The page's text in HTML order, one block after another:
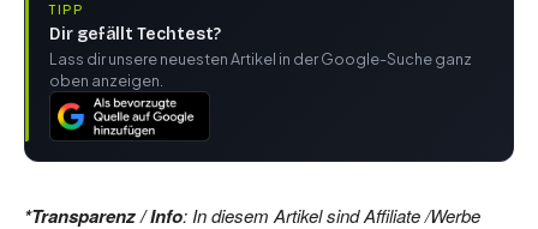
TIPP
Dir gefällt Techtest?
Lass dir unsere neuesten Artikel in der Google-Suche ganz
oben anzeigen.
*Transparenz / Info: In diesem Artikel sind Affiliate /Werbe